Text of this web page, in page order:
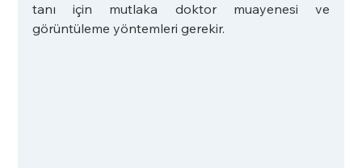
tanı için mutlaka doktor muayenesi ve
görüntüleme yöntemleri gerekir.